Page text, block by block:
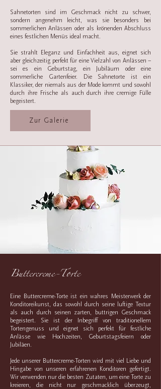
Sahnetorten sind im Geschmack nicht zu schwer,
sondern angenehm leicht, was sie besonders bei
sommerlichen Anlässen oder als krönenden Abschluss
eines festlichen Menüs ideal macht.
Sie strahlt Eleganz und Einfachheit aus, eignet sich
aber gleichzeitig perfekt für eine Vielzahl von Anlässen –
sei es ein Geburtstag, ein Jubiläum oder eine
sommerliche Gartenfeier. Die Sahnetorte ist ein
Klassiker, der niemals aus der Mode kommt und sowohl
durch ihre Frische als auch durch ihre cremige Fülle
begeistert.
Zur Galerie
Buttercreme-Torte
Eine Buttercreme-Torte ist ein wahres Meisterwerk der
Konditoreikunst, das sowohl durch seine luftige Textur
als auch durch seinen zarten, buttrigen Geschmack
begeistert. Sie ist der Inbegriff von traditionellem
Tortengenuss und eignet sich perfekt für festliche
Anlässe wie Hochzeiten, Geburtstagsfeiern oder
Jubiläen.
Jede unserer Buttercreme-Torten wird mit viel Liebe und
Hingabe von unseren erfahrenen Konditoren gefertigt.
Wir verwenden nur die besten Zutaten, um eine Torte zu
kreieren, die nicht nur geschmacklich überzeugt,